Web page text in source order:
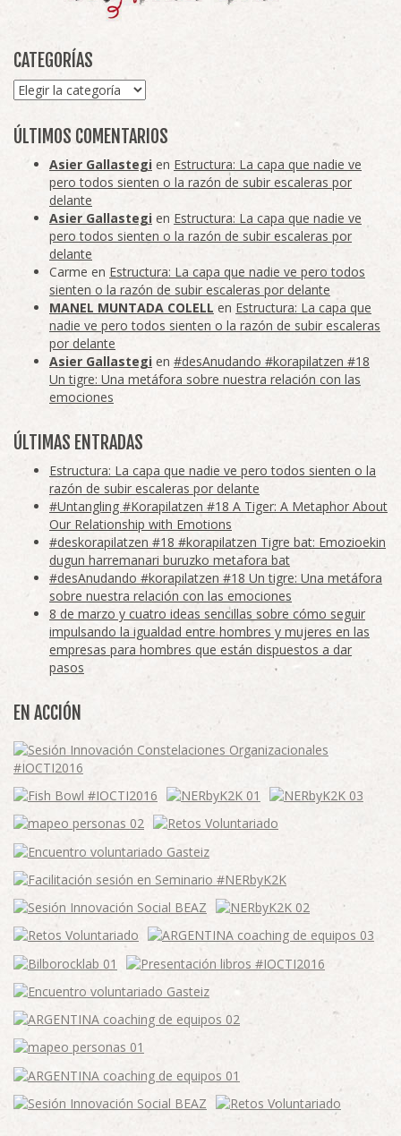
CATEGORÍAS
Categorías
ÚLTIMOS COMENTARIOS
Asier Gallastegi en Estructura: La capa que nadie ve
pero todos sienten o la razón de subir escaleras por
delante
Asier Gallastegi en Estructura: La capa que nadie ve
pero todos sienten o la razón de subir escaleras por
delante
Carme en Estructura: La capa que nadie ve pero todos
sienten o la razón de subir escaleras por delante
MANEL MUNTADA COLELL en Estructura: La capa que
nadie ve pero todos sienten o la razón de subir escaleras
por delante
Asier Gallastegi en #desAnudando #korapilatzen #18
Un tigre: Una metáfora sobre nuestra relación con las
emociones
ÚLTIMAS ENTRADAS
Estructura: La capa que nadie ve pero todos sienten o la
razón de subir escaleras por delante
#Untangling #Korapilatzen #18 A Tiger: A Metaphor About
Our Relationship with Emotions
#deskorapilatzen #18 #korapilatzen Tigre bat: Emozioekin
dugun harremanari buruzko metafora bat
#desAnudando #korapilatzen #18 Un tigre: Una metáfora
sobre nuestra relación con las emociones
8 de marzo y cuatro ideas sencillas sobre cómo seguir
impulsando la igualdad entre hombres y mujeres en las
empresas para hombres que están dispuestos a dar
pasos
EN ACCIÓN